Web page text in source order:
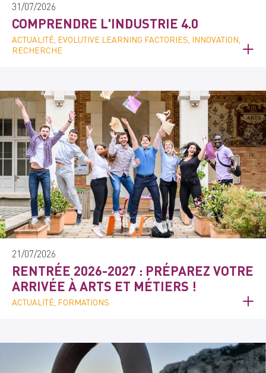
31/07/2026
COMPRENDRE L'INDUSTRIE 4.0
ACTUALITÉ, EVOLUTIVE LEARNING FACTORIES, INNOVATION,
RECHERCHE
21/07/2026
RENTRÉE 2026-2027 : PRÉPAREZ VOTRE
ARRIVÉE À ARTS ET MÉTIERS !
ACTUALITÉ, FORMATIONS